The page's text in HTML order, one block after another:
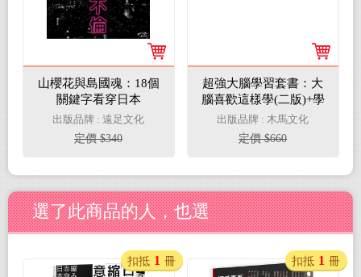
山櫻花與島國魂：18個
關鍵字看穿日本
出版品牌 : 遠足文化
定價 $340
超強大腦學習套書：大
腦喜歡這樣學(二版)+學
習如何學習
出版品牌 : 木馬文化
定價 $660
選了此商品的人，也選
扣抵 1 冊 扣抵 1 冊